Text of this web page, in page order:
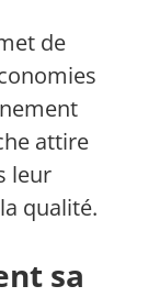
de
attire
leur
qualité.
sa